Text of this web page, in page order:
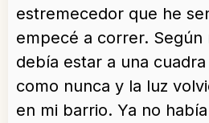
estremecedor que he
empecé a correr. Según
debía estar a una
como nunca y la luz
en mi barrio. Ya no